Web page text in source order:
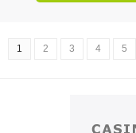
1 2 3 4 5